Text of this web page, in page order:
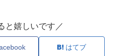
と嬉しいです／
はてブ